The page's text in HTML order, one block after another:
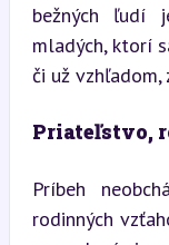
bežných ľudí
mladých, ktorí
či už
Priateľstvo,
Príbeh
rodinných